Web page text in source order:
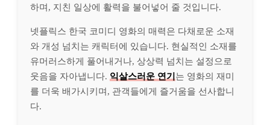
하며, 지친 일상에 활력을 불어넣어 줄 것입니다.
넷플릭스 한국 코미디 영화의 매력은 다채로운 소재
와 개성 넘치는 캐릭터에 있습니다. 현실적인 소재를
유머러스하게 풀어내거나, 상상력 넘치는 설정으로
웃음을 자아냅니다. 익살스러운 연기는 영화의 재미
를 더욱 배가시키며, 관객들에게 즐거움을 선사합니
다.